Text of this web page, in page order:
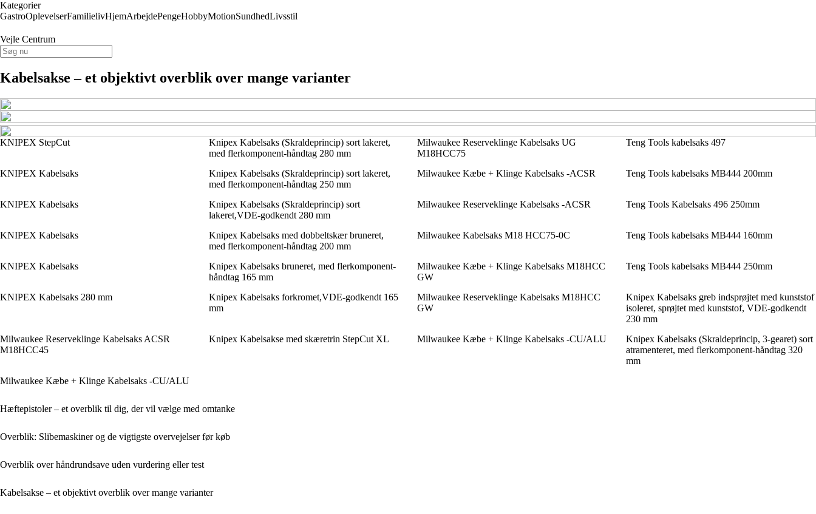
Kategorier
GastroOplevelserFamilielivHjemArbejdePengeHobbyMotionSundhedLivsstil
Vejle Centrum
Kabelsakse – et objektivt overblik over mange varianter
KNIPEX StepCut
Knipex Kabelsaks (Skraldeprincip) sort lakeret,
med flerkomponent-håndtag 280 mm
Milwaukee Reserveklinge Kabelsaks UG
M18HCC75
Teng Tools kabelsaks 497
KNIPEX Kabelsaks
Knipex Kabelsaks (Skraldeprincip) sort lakeret,
med flerkomponent-håndtag 250 mm
Milwaukee Kæbe + Klinge Kabelsaks -ACSR Teng Tools kabelsaks MB444 200mm
KNIPEX Kabelsaks
Knipex Kabelsaks (Skraldeprincip) sort
lakeret,VDE-godkendt 280 mm
Milwaukee Reserveklinge Kabelsaks -ACSR Teng Tools Kabelsaks 496 250mm
KNIPEX Kabelsaks
Knipex Kabelsaks med dobbeltskær bruneret,
med flerkomponent-håndtag 200 mm
Milwaukee Kabelsaks M18 HCC75-0C Teng Tools kabelsaks MB444 160mm
KNIPEX Kabelsaks
Knipex Kabelsaks bruneret, med flerkomponent-
håndtag 165 mm
Milwaukee Kæbe + Klinge Kabelsaks M18HCC
GW
Teng Tools kabelsaks MB444 250mm
KNIPEX Kabelsaks 280 mm
Knipex Kabelsaks forkromet,VDE-godkendt 165
mm
Milwaukee Reserveklinge Kabelsaks M18HCC
GW
Knipex Kabelsaks greb indsprøjtet med kunststof
isoleret, sprøjtet med kunststof, VDE-godkendt
230 mm
Milwaukee Reserveklinge Kabelsaks ACSR
M18HCC45
Knipex Kabelsakse med skæretrin StepCut XL Milwaukee Kæbe + Klinge Kabelsaks -CU/ALU
Knipex Kabelsaks (Skraldeprincip, 3-gearet) sort
atramenteret, med flerkomponent-håndtag 320
mm
Milwaukee Kæbe + Klinge Kabelsaks -CU/ALU
Hæftepistoler – et overblik til dig, der vil vælge med omtanke
Overblik: Slibemaskiner og de vigtigste overvejelser før køb
Overblik over håndrundsave uden vurdering eller test
Kabelsakse – et objektivt overblik over mange varianter